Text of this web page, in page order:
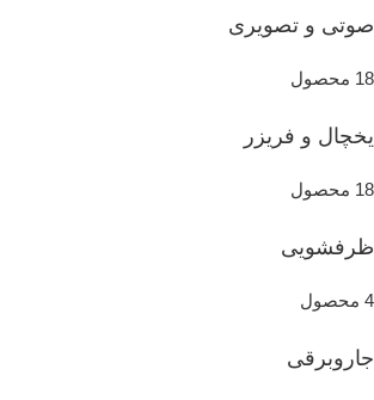
صوتی و تصویری
18 محصول
یخچال و فریزر
18 محصول
ظرفشویی
4 محصول
جاروبرقی